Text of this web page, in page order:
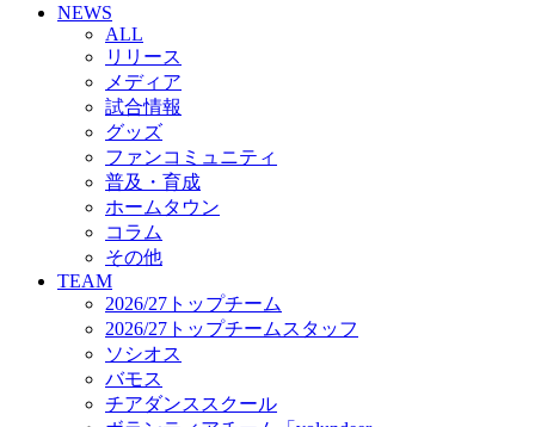
ボランティアチーム「volundeer」
ビクトリーロード
HOMEGAME
観戦ルール＆マナー
ホームゲーム運営管理規定
Jリーグ運営管理規定
写真・動画使用ガイドライン
ロートフィールド奈良
SCHEDULE
2026/27
練習見学時のファンサービスについて
TICKET
奈良クラブ明治安田J3リーグ2026/27シーズン試
合観戦チケット
奈良クラブ明治安田Ｊ3リーグ 2026/27シーズン
「鹿パス」
観戦ルール＆マナー
NEWS
ALL
リリース
メディア
試合情報
グッズ
ファンコミュニティ
普及・育成
ホームタウン
コラム
その他
TEAM
2026/27トップチーム
2026/27トップチームスタッフ
ソシオス
バモス
チアダンススクール